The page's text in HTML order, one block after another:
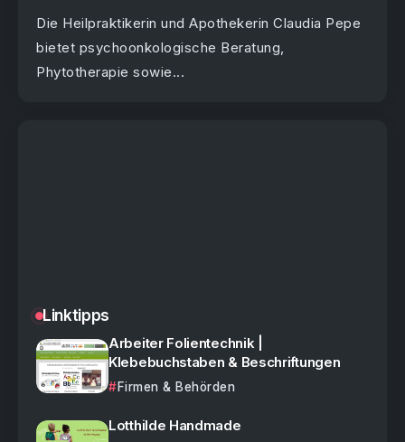
Die Heilpraktikerin und Apothekerin Claudia Pepe
bietet psychoonkologische Beratung,
Phytotherapie sowie...
Linktipps
Arbeiter Folientechnik |
Klebebuchstaben & Beschriftungen
Firmen & Behörden
Lotthilde Handmade